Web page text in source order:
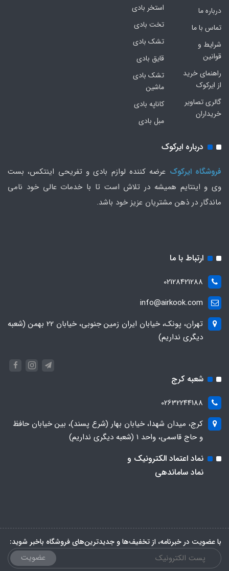
درباره ما
تماس با ما
شرایط و
قوانین
راهنمای خرید
از ایرکوک
گالری تصاویر
خریداران
استخر بادی
تخت بادی
تشک بادی
قایق بادی
تشک بادی
ماشین
کاناپه بادی
مبل بادی
درباره ایرکوک
فروشگاه ایرکوک عرضه کننده لوازم بادی و تفریحی اینتکس، بست
وی و اینتایم همیشه در تلاش است تا با خدمات عالی خود نامی
ماندگار در ذهن مشتریان عزیز خود باشد.
ارتباط با ما
02128421288
info@airkook.com
تهران، پونک، خیابان ایران زمین جنوبی، خیابان 22 بهمن (شعبه
دیگری نداریم)
شعبه کرج
02632244188
کرج، میدان شهدا، خیابان بهار (شرع پسند)، بین خیابان حافظ
و حاج قاسمی، واحد ۱ (شعبه دیگری نداریم)
نماد اعتماد الکترونیک و
نماد ساماندهی
با عضویت در خبرنامه، از تخفیف‌ها و جدیدترین‌های فروشگاه باخبر شوید:
عضویت